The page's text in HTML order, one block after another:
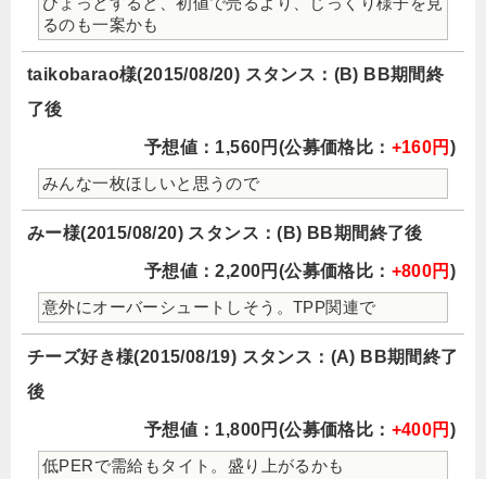
ひょっとすると、初値で売るより、じっくり様子を見
るのも一案かも
taikobarao様(2015/08/20) スタンス：(B) BB期間終
了後
予想値：1,560円(公募価格比： +160円 )
みんな一枚ほしいと思うので
みー様(2015/08/20) スタンス：(B) BB期間終了後
予想値：2,200円(公募価格比： +800円 )
意外にオーバーシュートしそう。TPP関連で
チーズ好き様(2015/08/19) スタンス：(A) BB期間終了
後
予想値：1,800円(公募価格比： +400円 )
低PERで需給もタイト。盛り上がるかも